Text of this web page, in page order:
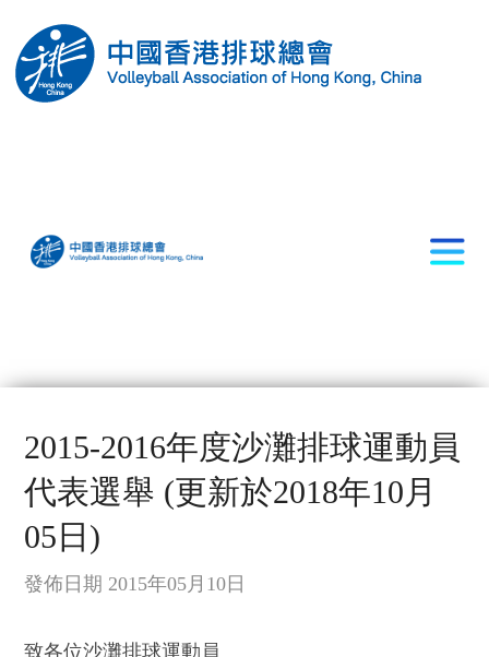
2015-2016年度沙灘排球運動員
代表選舉 (更新於2018年10月
05日)
發佈日期 2015年05月10日
致各位沙灘排球運動員